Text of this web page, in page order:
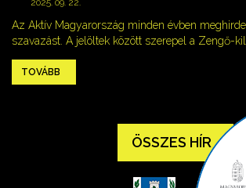
2025. 09. 22.
Az Aktív Magyarország minden évben
szavazást. A jelöltek között szerepel a Zengő-
TOVÁBB
ÖSSZES HÍR